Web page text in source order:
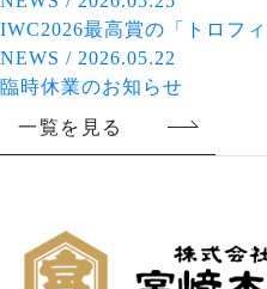
IWC2026最高賞の「トロフ
NEWS / 2026.05.22
臨時休業のお知らせ
一覧を見る